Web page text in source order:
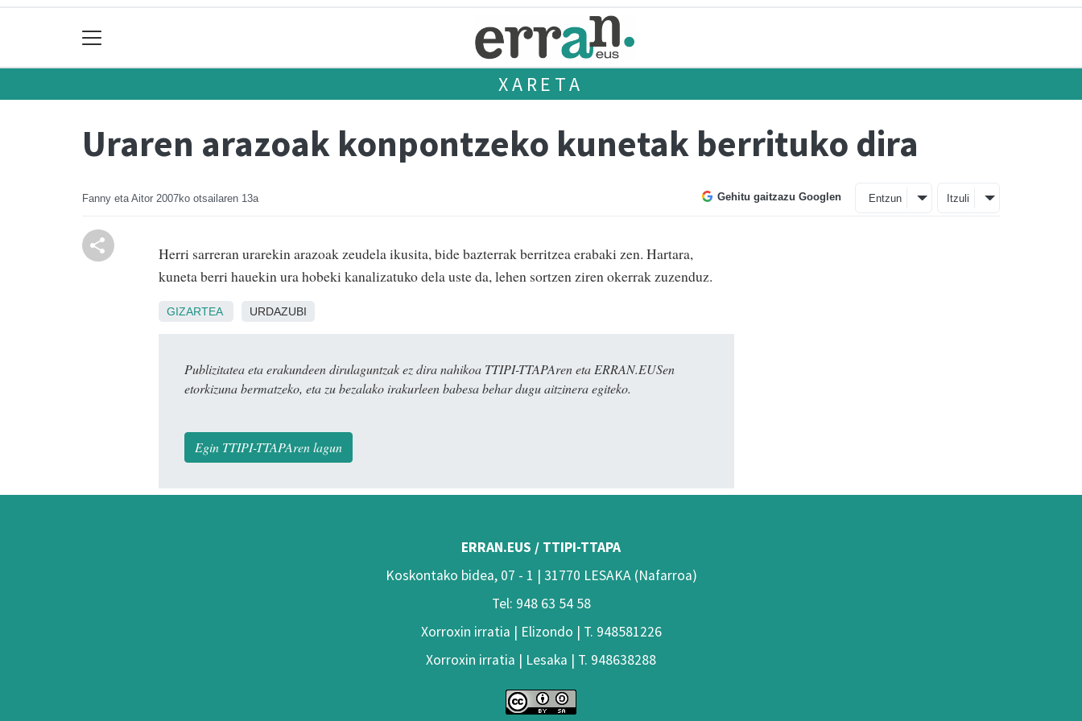
XARETA
Uraren arazoak konpontzeko kunetak berrituko dira
Fanny eta Aitor 2007ko otsailaren 13a Gehitu gaitzazu Googlen Entzun Itzuli
Herri sarreran urarekin arazoak zeudela ikusita, bide bazterrak berritzea erabaki zen. Hartara,
kuneta berri hauekin ura hobeki kanalizatuko dela uste da, lehen sortzen ziren okerrak zuzenduz.
GIZARTEA URDAZUBI
Publizitatea eta erakundeen dirulaguntzak ez dira nahikoa TTIPI-TTAPAren eta ERRAN.EUSen
etorkizuna bermatzeko, eta zu bezalako irakurleen babesa behar dugu aitzinera egiteko.
Egin TTIPI-TTAPAren lagun
ERRAN.EUS / TTIPI-TTAPA
Koskontako bidea, 07 - 1 | 31770 LESAKA (Nafarroa)
Tel: 948 63 54 58
Xorroxin irratia | Elizondo | T. 948581226
Xorroxin irratia | Lesaka | T. 948638288